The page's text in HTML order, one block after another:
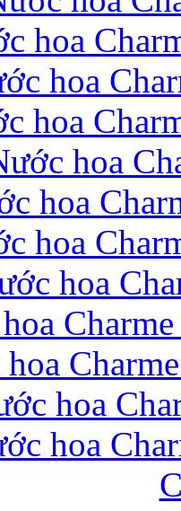
hoa
hoa
hoa
hoa
hoa
hoa
hoa
hoa
hoa